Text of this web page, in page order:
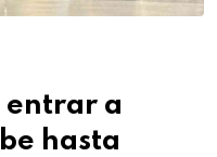
entrar a
hasta